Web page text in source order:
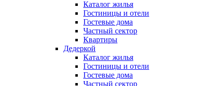
Каталог жилья
Гостиницы и отели
Гостевые дома
Частный сектор
Квартиры
Дедеркой
Каталог жилья
Гостиницы и отели
Гостевые дома
Частный сектор